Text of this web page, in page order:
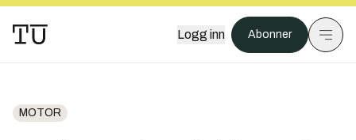
Logg inn Abonner
MOTOR